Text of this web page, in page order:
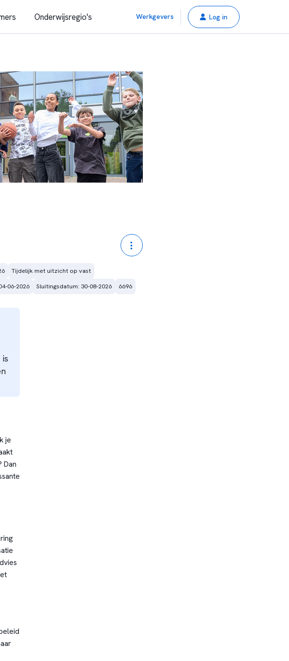
Onderwijsregio's Werkgevers Log in
Tijdelijk met uitzicht op vast
06-2026 Sluitingsdatum: 30-08-2026 6696
je
Dan